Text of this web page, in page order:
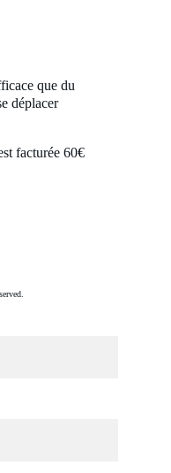
que du
déplacer
facturée 60€